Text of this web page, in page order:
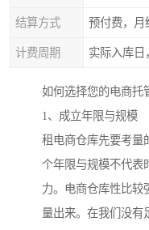
结算方式 预付费，月
计费周期 实际入库日
如何选择您的电商托
1、成立年限与规模
租电商仓库先要考量
个年限与规模不代表
力。电商仓库性比较
量出来。在我们没有